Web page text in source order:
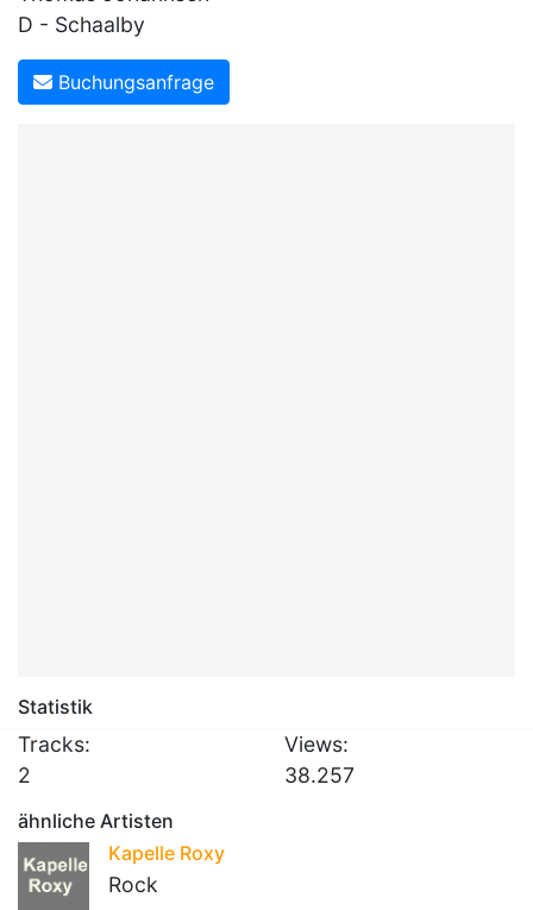
D - Schaalby
Buchungsanfrage
Statistik
Tracks:
2
Views:
38.257
ähnliche Artisten
Kapelle Roxy
Rock